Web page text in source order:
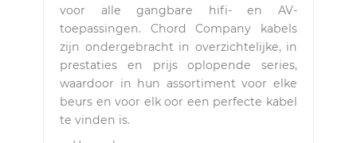
voor alle gangbare hifi- en AV-
toepassingen. Chord Company kabels
zijn ondergebracht in overzichtelijke, in
prestaties en prijs oplopende series,
waardoor in hun assortiment voor elke
beurs en voor elk oor een perfecte kabel
te vinden is.